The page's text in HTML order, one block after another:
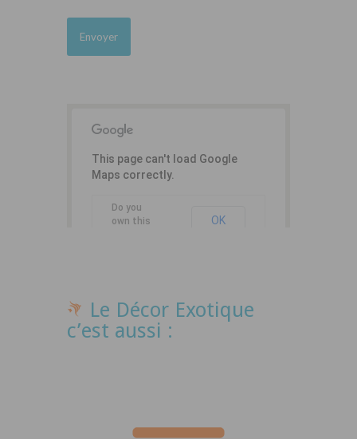
This page can't load Google
Maps correctly.
Do you
own this
OK
Le Décor Exotique
c’est aussi :